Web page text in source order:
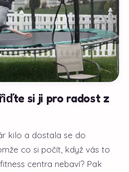
si ji pro radost z
kilo a dostala se do
co si počít, když vás to
centra nebaví? Pak